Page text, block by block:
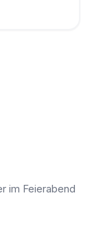
im Feierabend